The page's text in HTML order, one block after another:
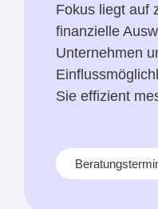
Fokus liegt auf
finanzielle
Unternehmen
Sie effizient